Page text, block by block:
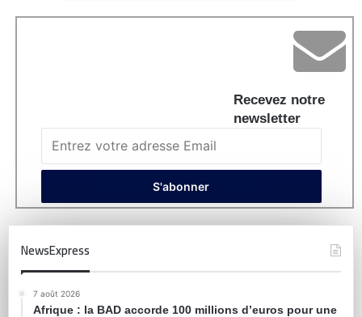
Recevez notre
newsletter
NewsExpress
7 août 2026
Afrique : la BAD accorde 100 millions d’euros pour une